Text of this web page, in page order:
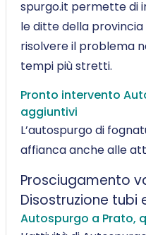
spurgo.it permette di
le ditte della
risolvere il problema
tempi più stretti.
Pronto intervento
aggiuntivi
L’autospurgo di
affianca anche alle
Prosciugamento
Disostruzione tubi
Autospurgo a Prato,